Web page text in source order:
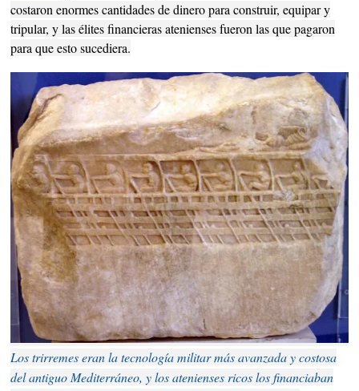
costaron enormes cantidades de dinero para construir, equipar y
tripular, y las élites financieras atenienses fueron las que pagaron
para que esto sucediera.
Los trirremes eran la tecnología militar más avanzada y costosa
del antiguo Mediterráneo, y los atenienses ricos los financiaban